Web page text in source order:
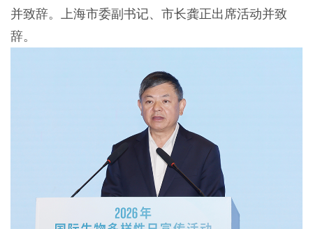
并致辞。上海市委副书记、市长龚正出席活动并致
辞。